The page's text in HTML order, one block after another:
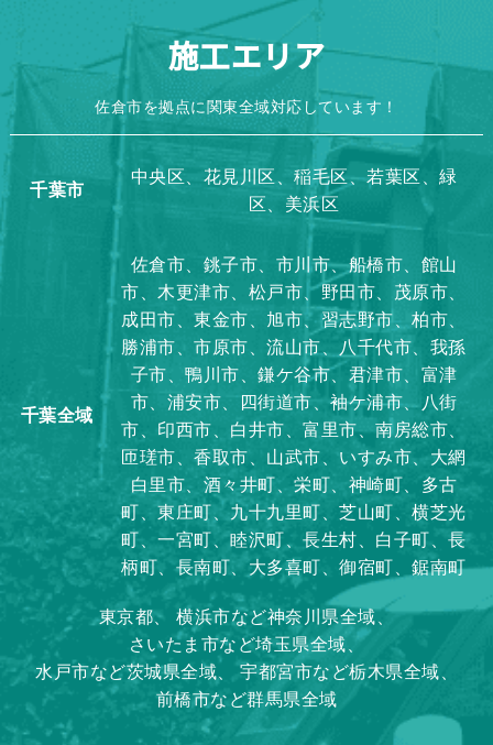
施工エリア
佐倉市を拠点に関東全域対応しています！
千葉市
中央区、花見川区、稲毛区、若葉区、緑
区、美浜区
千葉全域
佐倉市、銚子市、市川市、船橋市、館山
市、木更津市、松戸市、野田市、茂原市、
成田市、東金市、旭市、習志野市、柏市、
勝浦市、市原市、流山市、八千代市、我孫
子市、鴨川市、鎌ケ谷市、君津市、富津
市、浦安市、四街道市、袖ケ浦市、八街
市、印西市、白井市、富里市、南房総市、
匝瑳市、香取市、山武市、いすみ市、大網
白里市、酒々井町、栄町、神崎町、多古
町、東庄町、九十九里町、芝山町、横芝光
町、一宮町、睦沢町、長生村、白子町、長
柄町、長南町、大多喜町、御宿町、鋸南町
東京都、
横浜市など神奈川県全域、
さいたま市など埼玉県全域、
水戸市など茨城県全域、
宇都宮市など栃木県全域、
前橋市など群馬県全域